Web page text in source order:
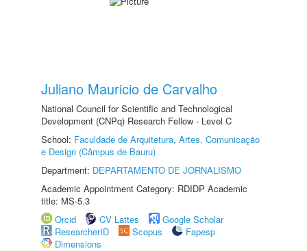
Juliano Mauricio de Carvalho
National Council for Scientific and Technological
Development (CNPq) Research Fellow - Level C
School: Faculdade de Arquitetura, Artes, Comunicação
e Design (Câmpus de Bauru)
Department: DEPARTAMENTO DE JORNALISMO
Academic Appointment Category: RDIDP Academic
title: MS-5.3
Orcid
CV Lattes
Google Scholar
ResearcherID
Scopus
Fapesp
Dimensions